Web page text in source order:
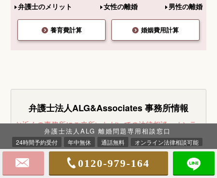
弁護士のメリット 女性の離婚 男性の離婚
養育費計算 婚姻費用計算
弁護士法人ALG&Associates事務所情報
お近くの事務所にご来所いただいての法律相談・オンラ
イン法律相談は30分無料です。お気軽にお問い合せくだ
さい。
※事案により無料法律相談に
弁護士法人ALG 離婚問題専用相談窓口
24時間予約受付 年中無休 通話無料 オンライン法律相談可能
0120-979-164